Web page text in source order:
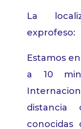
La
exprofeso:
Estamos
a 10
conocidas